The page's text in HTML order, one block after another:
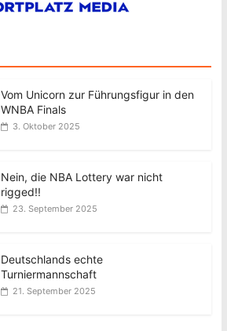
Vom Unicorn zur Führungsfigur in den
WNBA Finals
3. Oktober 2025
Nein, die NBA Lottery war nicht
rigged!!
23. September 2025
Deutschlands echte
Turniermannschaft
21. September 2025